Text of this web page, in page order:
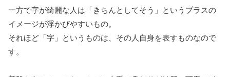
一方で字が綺麗な人は「きちんとしてそう」というプラスの
イメージが浮かびやすいもの。
それほど「字」というものは、その人自身を表すものなので
す。